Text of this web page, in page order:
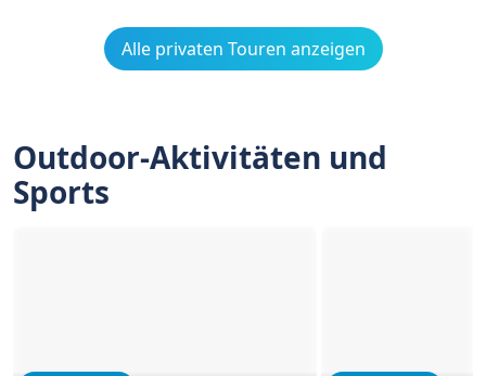
Alle privaten Touren anzeigen
Outdoor-Aktivitäten und
Sports